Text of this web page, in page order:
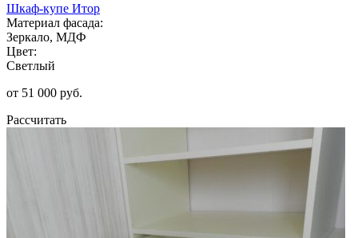
Шкаф-купе Итор
Материал фасада:
Зеркало, МДФ
Цвет:
Светлый
от 51 000 руб.
Рассчитать